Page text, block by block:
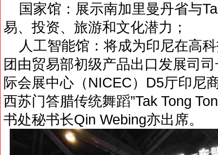
国家馆：展示南加里曼丹省与
易、投资、旅游和文化潜力；
人工智能馆：将成为印尼在高
团由贸易部初级产品出口发展司
际会展中心（NICEC）D5厅印尼
西苏门答腊传统舞蹈”Tak Tong
书处秘书长Qin Webing亦出席。